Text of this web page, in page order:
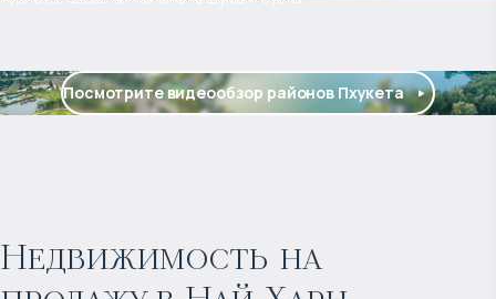
Посмотрите видеообзор районов Пхукета
Недвижимость на
Прогнозируемый доход: